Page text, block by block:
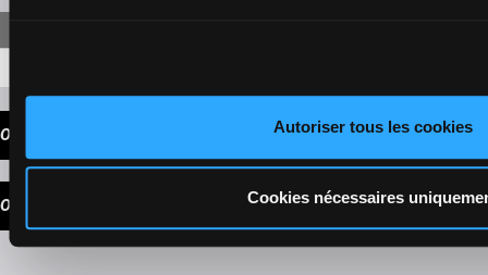
Autoriser tous les cookies
Cookies nécessaires
OUR TIPS
OUR CHOICE